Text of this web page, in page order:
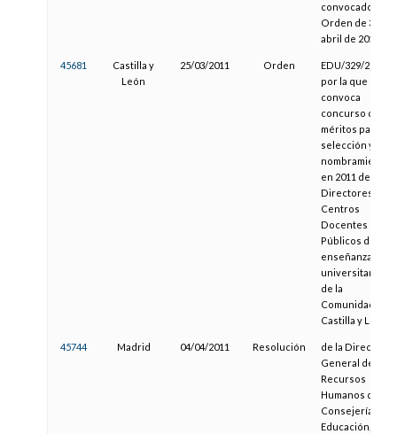
convocado por
Orden de 30 de
abril de 2010
45681
Castilla y
León
25/03/2011 Orden
EDU/329/2011,
por la que se
convoca
concurso de
méritos para la
selección y
nombramiento
en 2011 de
Directores de
Centros
Docentes
Públicos de
enseñanzas no
universitarias
de la
Comunidad de
Castilla y León
45744 Madrid 04/04/2011 Resolución
de la Dirección
General de
Recursos
Humanos de la
Consejería de
Educación, por